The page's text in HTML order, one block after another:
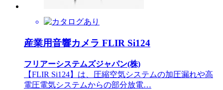
産業用音響カメラ FLIR Si124
フリアーシステムズジャパン(株)
【FLIR Si124】は、圧縮空気システムの加圧漏れや高
電圧電気システムからの部分放電…